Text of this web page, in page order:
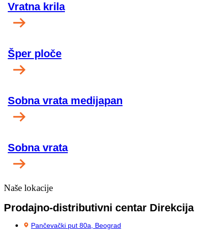
Vratna krila
Šper ploče
Sobna vrata medijapan
Sobna vrata
Naše lokacije
Prodajno-distributivni centar Direkcija
Pančevački put 80a, Beograd